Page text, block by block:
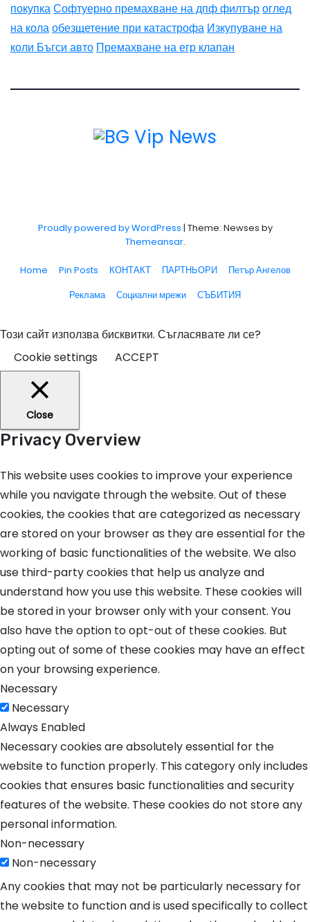
покупкаСофтуерно премахване на дпф филтъроглед
на колаобезщетение при катастрофа Изкупуване на
коли Бъгси авто Премахване на егр клапан
Proudly powered by WordPress | Theme: Newses by
Themeansar.
Home Pin Posts КОНТАКТ ПАРТНЬОРИ
Петър Ангелов
Реклама
Социални мрежи СЪБИТИЯ
Този сайт използва бисквитки. Съгласявате ли се?
Cookie settings
ACCEPT
Close
Privacy Overview
This website uses cookies to improve your experience
while you navigate through the website. Out of these
cookies, the cookies that are categorized as necessary
are stored on your browser as they are essential for the
working of basic functionalities of the website. We also
use third-party cookies that help us analyze and
understand how you use this website. These cookies will
be stored in your browser only with your consent. You
also have the option to opt-out of these cookies. But
opting out of some of these cookies may have an effect
on your browsing experience.
Necessary
Necessary
Always Enabled
Necessary cookies are absolutely essential for the
website to function properly. This category only includes
cookies that ensures basic functionalities and security
features of the website. These cookies do not store any
personal information.
Non-necessary
Non-necessary
Any cookies that may not be particularly necessary for
the website to function and is used specifically to collect